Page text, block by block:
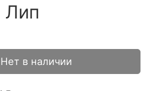
Лип
Нет в наличии